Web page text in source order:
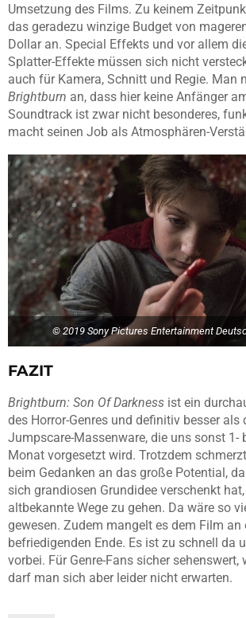
Umsetzung des Films. Zu keinem
das geradezu winzige Budget von
Dollar an. Special Effekts und vor allem
Splatter-Effekte müssen sich nicht
auch für Kamera, Schnitt und Regie. Man
Brightburn an, dass hier keine Anfänger
Soundtrack ist zwar nicht besonderes,
macht seinen Job als Atmosphären-
© 2019 Sony Pictures Entertainment
FAZIT
Brightburn: Son Of Darkness ist ein
des Horror-Genres und definitiv besser als
Jumpscare-Massenware, die uns sonst 1-
Monat vorgesetzt wird. Trotzdem
beim Gedanken an das große Potential,
sich grandiosen Grundidee verschenkt
altbekannte Wege zu gehen. Da wäre so
gewesen. Zudem mangelt es dem Film an
befriedigenden Ende. Es ist zu schnell da
vorbei. Für Genre-Fans sicher sehenswert,
darf man sich aber leider nicht erwarten.